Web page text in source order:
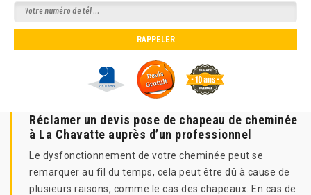
Réclamer un devis pose de chapeau de cheminée
à La Chavatte auprès d’un professionnel
Le dysfonctionnement de votre cheminée peut se
remarquer au fil du temps, cela peut être dû à cause de
plusieurs raisons, comme le cas des chapeaux. En cas de